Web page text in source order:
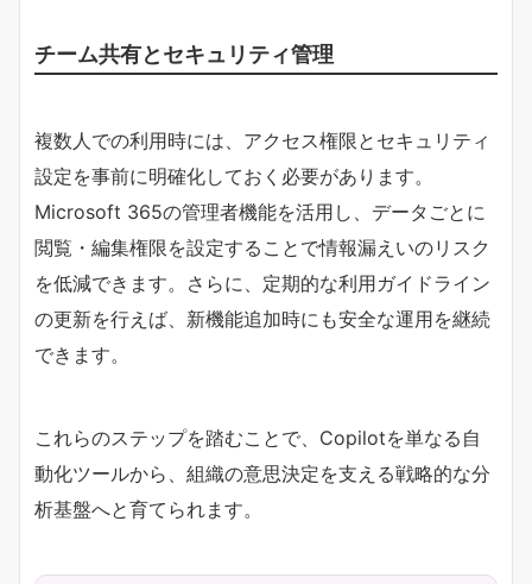
チーム共有とセキュリティ管理
複数人での利用時には、アクセス権限とセキュリティ
設定を事前に明確化しておく必要があります。
Microsoft 365の管理者機能を活用し、データごとに
閲覧・編集権限を設定することで情報漏えいのリスク
を低減できます。さらに、定期的な利用ガイドライン
の更新を行えば、新機能追加時にも安全な運用を継続
できます。
これらのステップを踏むことで、Copilotを単なる自
動化ツールから、組織の意思決定を支える戦略的な分
析基盤へと育てられます。